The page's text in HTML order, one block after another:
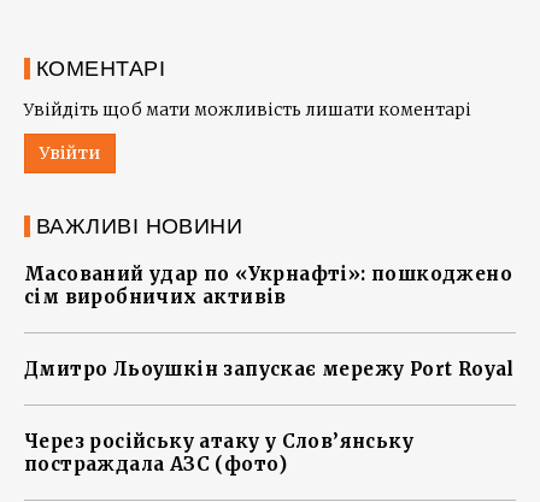
КОМЕНТАРІ
Увійдіть щоб мати можливість лишати коментарі
Увійти
ВАЖЛИВІ НОВИНИ
Масований удар по «Укрнафті»: пошкоджено
сім виробничих активів
Дмитро Льоушкін запускає мережу Port Royal
Через російську атаку у Слов’янську
постраждала АЗС (фото)